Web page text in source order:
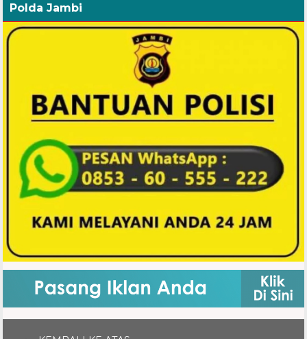
Polda Jambi